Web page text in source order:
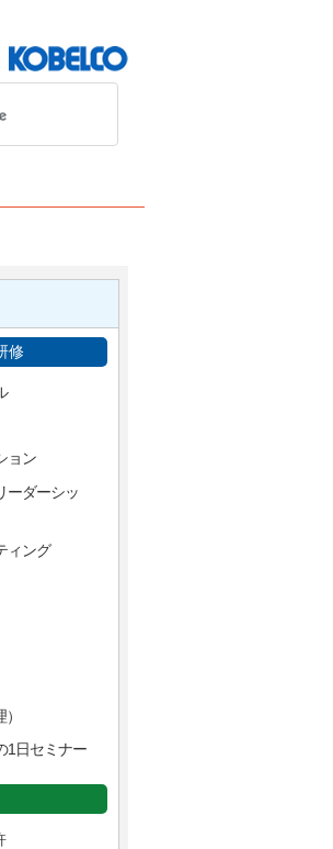
修
ョン
ーダーシッ
ィング
1日セミナー